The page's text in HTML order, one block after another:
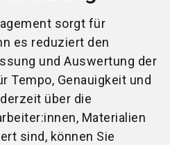
sorgt für
es reduziert den
und Auswertung der
Tempo, Genauigkeit und
über die
, Materialien
sind, können Sie